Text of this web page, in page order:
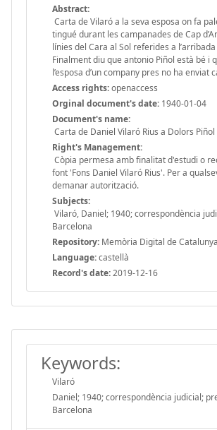
Abstract:
Carta de Vilaró a la seva esposa on fa
tingué durant les campanades de Cap
línies del Cara al Sol referides a
Finalment diu que antonio Piñol està bé i
l’esposa d’un company pres no ha enviat
Access rights:openaccess
Orginal document's date: 1940-01-04
Document's name:
Carta de Daniel Vilaró Rius a Dolors
Right's Management:
Còpia permesa amb finalitat d'estudi o
font 'Fons Daniel Vilaró Rius'. Per a
demanar autorització.
Subjects:
Vilaró, Daniel; 1940; correspondència
Barcelona
Repository: Memòria Digital de Catalunya
Language:castellà
Record's date:2019-12-16
Keywords:
Vilaró
Daniel; 1940; correspondència judicial;
Barcelona